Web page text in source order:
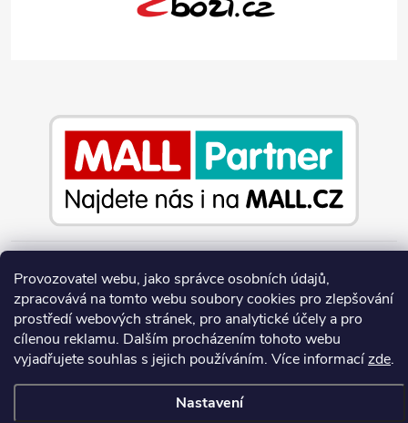
Provozovatel webu, jako správce osobních údajů,
zpracovává na tomto webu soubory cookies pro zlepšování
prostředí webových stránek, pro analytické účely a pro
cílenou reklamu. Dalším procházením tohoto webu
vyjadřujete souhlas s jejich používáním. Více informacízde.
Nastavení
Vytvořil Shoptet
Copyright 2026Jeans-Shop.cz. Všechna práva vyhrazena.
nastavení cookies